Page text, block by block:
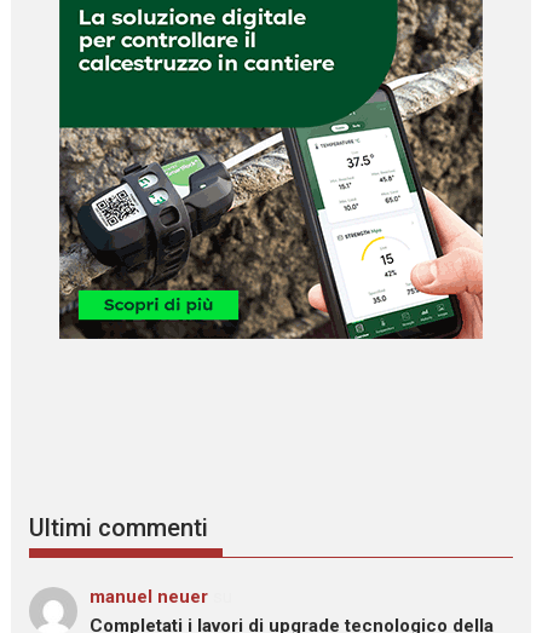
Ultimi commenti
manuel neuer
Completati i lavori di upgrade tecnologico della